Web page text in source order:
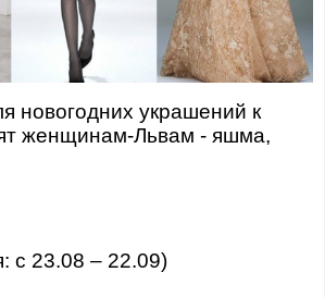
новогодних украшений к
женщинам-Львам - яшма,
с 23.08 – 22.09)